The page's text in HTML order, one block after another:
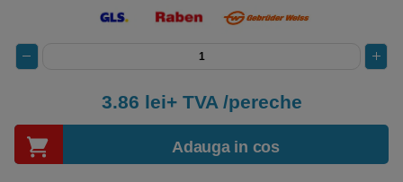
3.86 lei+ TVA /pereche
Adauga in cos